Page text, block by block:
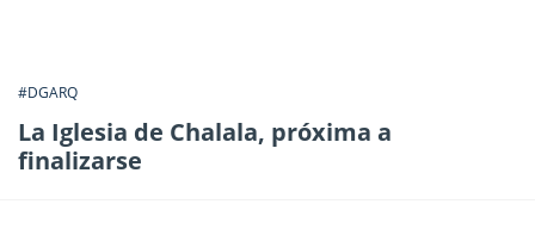
#DGARQ
La Iglesia de Chalala, próxima a
finalizarse